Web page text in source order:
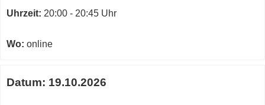
Uhrzeit: 20:00 - 20:45 Uhr
Wo: online
Datum: 19.10.2026